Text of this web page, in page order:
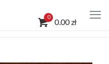
0
0.00 zł